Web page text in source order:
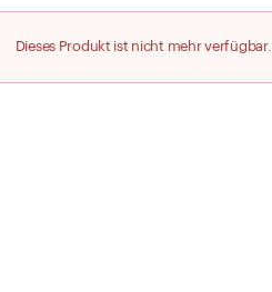
Zu den
Dieses Produkt ist nicht mehr verfügbar.